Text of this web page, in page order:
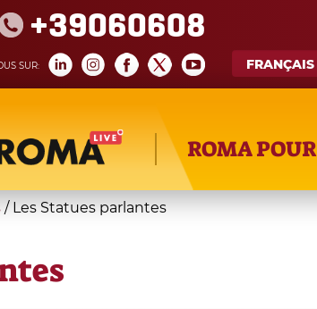
+39060608
SUR:
ROMA POUR
/ Les Statues parlantes